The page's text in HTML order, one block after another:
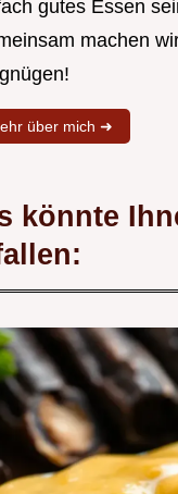
gutes Essen
machen
über mich ➜
könnte